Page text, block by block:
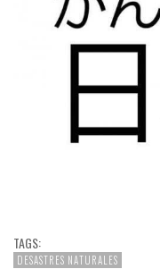
TAGS:
DESASTRES NATURALES